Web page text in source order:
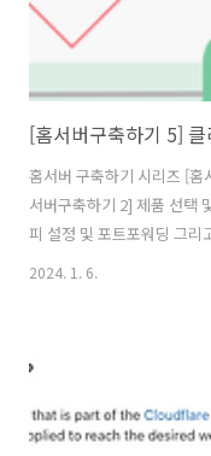
홈서버 구축하기 시리즈 [
서버구축하기 2] 제품 선택
피 설정 및 포트포워딩 그
어를 활용하여 내 서버 아이
네트워크 구성도 및 홈서버
구축에 크게 걱정하던 것
DDoS 보호모드가 있다라고
2024. 1. 6.